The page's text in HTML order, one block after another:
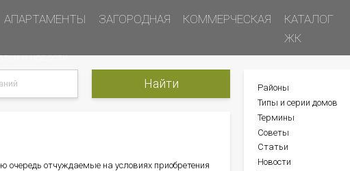
АПАРТАМЕНТЫ ЗАГОРОДНАЯ КОММЕРЧЕСКАЯ
КАТАЛОГ
ЖК
и новости
очередь отчуждаемые на условиях приобретения
БОКОВОЕ
МЕНЮ
Районы
Типы и серии домов
Термины
Советы
Статьи
Новости